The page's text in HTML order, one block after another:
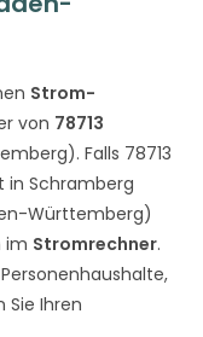
Strom-
von 78713
Falls 78713
in Schramberg
Württemberg)
im Stromrechner.
Ihren